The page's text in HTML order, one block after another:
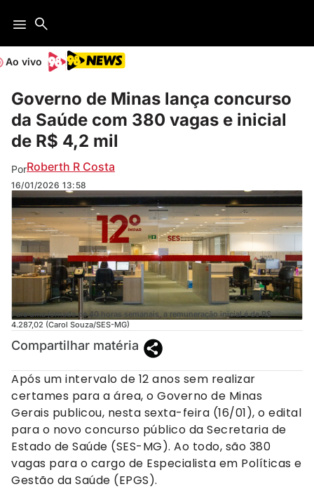
Ao vivo
Governo de Minas lança concurso
da Saúde com 380 vagas e inicial
de R$ 4,2 mil
PorRoberth R Costa
16/01/2026 13:58
Para uma jornada de 40 horas semanais, a remuneração inicial é de R$
4.287,02 (Carol Souza/SES-MG)
Compartilhar matéria
Após um intervalo de 12 anos sem realizar
certames para a área, o Governo de Minas
Gerais publicou, nesta sexta-feira (16/01), o edital
para o novo concurso público da Secretaria de
Estado de Saúde (SES-MG). Ao todo, são 380
vagas para o cargo de Especialista em Políticas e
Gestão da Saúde (EPGS).